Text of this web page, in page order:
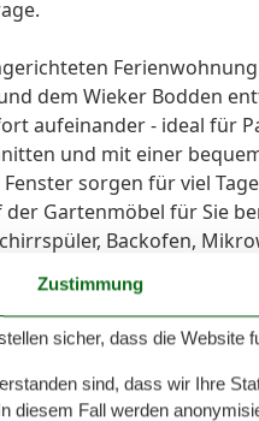
dem Wieker Bodden
aufeinander - ideal für
und mit einer
sorgen für viel
Gartenmöbel für Sie
Backofen,
Im angrenzenden
Blick ins Grüne. Das
sorgt für erholsamen
erwartet Sie eine
Zustimmung
sicher, dass die Website
sind, dass wir Ihre
diesem Fall werden